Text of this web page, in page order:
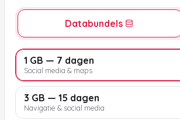
Databundels
1 GB — 7 dagen
Social media & maps
3 GB — 15 dagen
Navigatie & social media